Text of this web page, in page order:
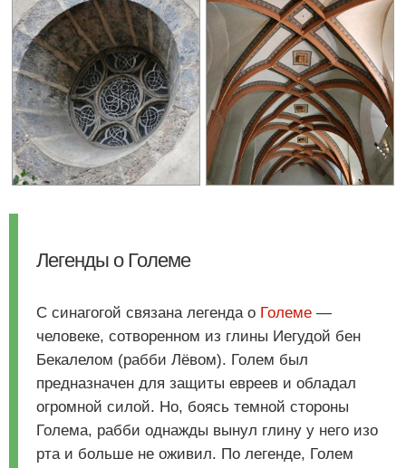
Легенды о Големе
С синагогой связана легенда о Големе —
человеке, сотворенном из глины Иегудой бен
Бекалелом (рабби Лёвом). Голем был
предназначен для защиты евреев и обладал
огромной силой. Но, боясь темной стороны
Голема, рабби однажды вынул глину у него изо
рта и больше не оживил. По легенде, Голем